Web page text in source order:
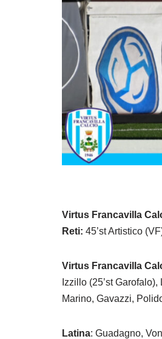
Virtus Francavilla
Reti: 45’st Artistico
Virtus Francavilla
Izzillo (25’st
Marino, Gavazzi,
Latina: Guadagno,